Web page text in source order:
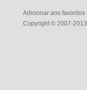
Adicionar aos favoritos
Copyright © 2007-2013